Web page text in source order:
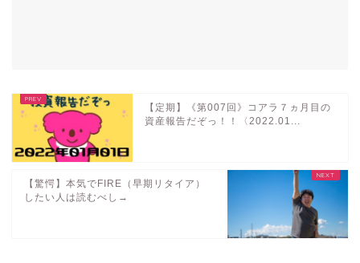
【定期】《第007回》コアラ７ヵ月目の
資産報告だぞっ！！〈2022.01...
【驚愕】本気でFIRE（早期リタイア）
したい人は読むべし→